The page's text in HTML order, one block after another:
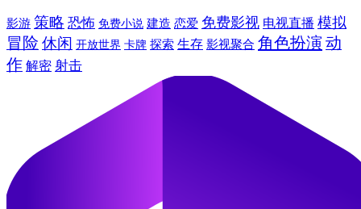
影游 策略 恐怖 免费小说 建造 恋爱 免费影视 电视直播 模拟
冒险 休闲 开放世界 卡牌 探索 生存 影视聚合 角色扮演 动
作 解密 射击